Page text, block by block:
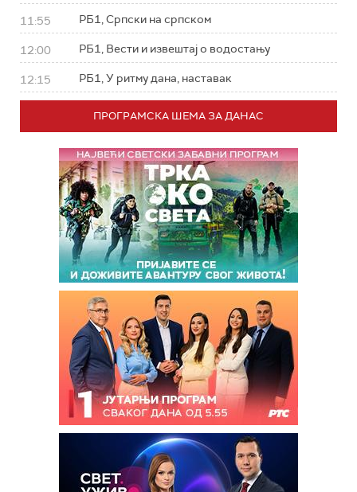
11:55 РБ1, Српски на српском
12:00 РБ1, Вести и извештај о водостању
12:15 РБ1, У ритму дана, наставак
ПРОГРАМСКА ШЕМА ЗА ДАНАС